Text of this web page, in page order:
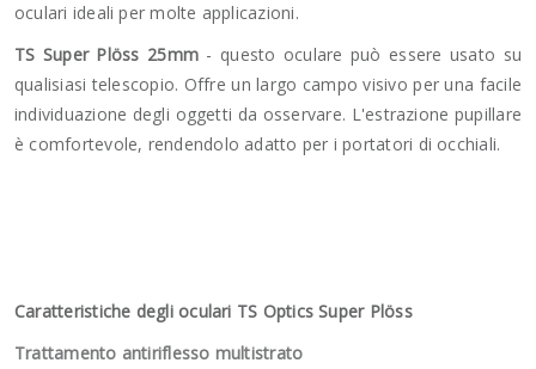
oculari ideali per molte applicazioni.
TS Super Plöss 25mm - questo oculare può essere usato su
qualisiasi telescopio. Offre un largo campo visivo per una facile
individuazione degli oggetti da osservare. L'estrazione pupillare
è comfortevole, rendendolo adatto per i portatori di occhiali.
Caratteristiche degli oculari TS Optics Super Plöss
Trattamento antiriflesso multistrato